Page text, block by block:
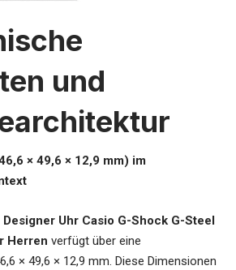
und
× 49,6 × 12,9 mm) im
Uhr Casio G-Shock G-Steel
Herren verfügt über eine
× 49,6 × 12,9 mm. Diese Dimensionen